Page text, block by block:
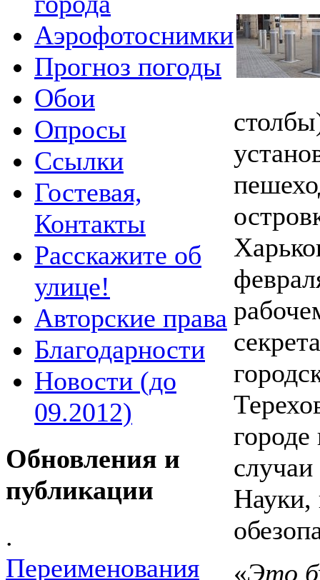
Аэрофотоснимки
Прогноз погоды
Обои
Опросы
Ссылки
Гостевая,
Контакты
Расскажите об
улице!
Авторские права
Благодарности
Новости (до
09.2012)
Обновления и
публикации
.
Переименования
Науки,
«Это